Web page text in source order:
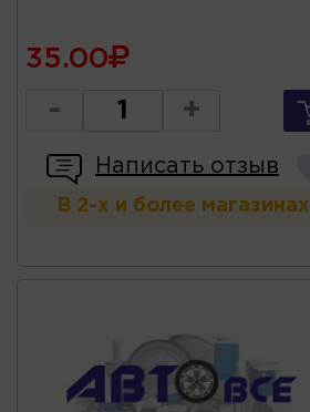
35.00
- +
Написать отзыв
В 2-х и более магазинах